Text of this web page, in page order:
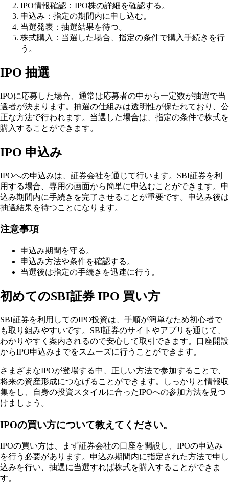
IPO情報確認：IPO株の詳細を確認する。
申込み：指定の期間内に申し込む。
当選発表：抽選結果を待つ。
株式購入：当選した場合、指定の条件で購入手続きを行
う。
IPO 抽選
IPOに応募した場合、通常は応募者の中から一定数が抽選で当
選者が決まります。抽選の仕組みは透明性が保たれており、公
正な方法で行われます。当選した場合は、指定の条件で株式を
購入することができます。
IPO 申込み
IPOへの申込みは、証券会社を通じて行います。SBI証券を利
用する場合、専用の画面から簡単に申込むことができます。申
込み期間内に手続きを完了させることが重要です。申込み後は
抽選結果を待つことになります。
注意事項
申込み期間を守る。
申込み方法や条件を確認する。
当選後は指定の手続きを迅速に行う。
初めてのSBI証券 IPO 買い方
SBI証券を利用してのIPO投資は、手順が簡単なため初心者で
も取り組みやすいです。SBI証券のサイトやアプリを通じて、
わかりやすく案内されるので安心して取引できます。口座開設
からIPO申込みまでをスムーズに行うことができます。
さまざまなIPOが登場する中、正しい方法で参加することで、
将来の資産形成につなげることができます。しっかりと情報収
集をし、自身の投資スタイルに合ったIPOへの参加方法を見つ
けましょう。
IPOの買い方について教えてください。
IPOの買い方は、まず証券会社の口座を開設し、IPOの申込み
を行う必要があります。申込み期間内に指定された方法で申し
込みを行い、抽選に当選すれば株式を購入することができま
す。